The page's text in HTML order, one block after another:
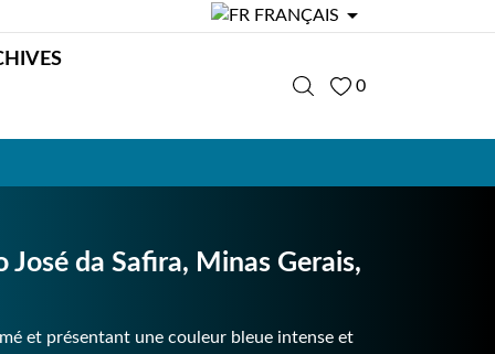
FRANÇAIS 
0
José da Safira, Minas Gerais,
et présentant une couleur bleue intense et